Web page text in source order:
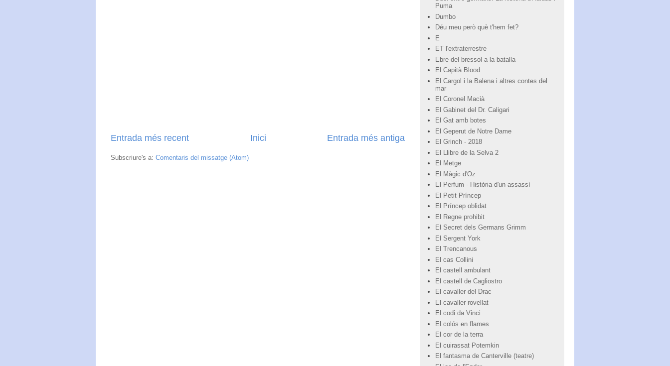
Entrada més recent Entrada més antiga
Inici
Subscriure's a: Comentaris del missatge (Atom)
Puma
Dumbo
Déu meu però què t'hem fet?
E
ET l'extraterrestre
Ebre del bressol a la batalla
El Capità Blood
El Cargol i la Balena i altres contes del
mar
El Coronel Macià
El Gabinet del Dr. Caligari
El Gat amb botes
El Geperut de Notre Dame
El Grinch - 2018
El Llibre de la Selva 2
El Metge
El Màgic d'Oz
El Perfum - Història d'un assassí
El Petit Príncep
El Príncep oblidat
El Regne prohibit
El Secret dels Germans Grimm
El Sergent York
El Trencanous
El cas Collini
El castell ambulant
El castell de Cagliostro
El cavaller del Drac
El cavaller rovellat
El codi da Vinci
El colós en flames
El cor de la terra
El cuirassat Potemkin
El fantasma de Canterville (teatre)